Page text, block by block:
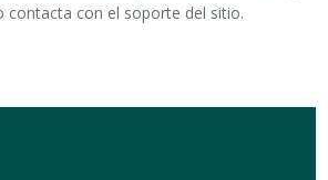
contacta con el soporte del sitio.